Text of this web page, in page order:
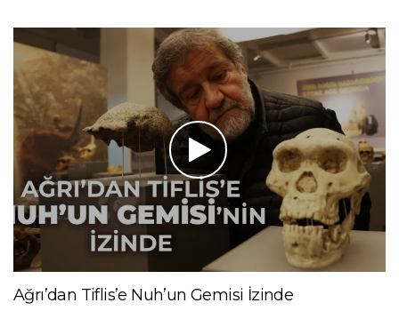
Ağrı’dan Tiflis’e Nuh’un Gemisi İzinde